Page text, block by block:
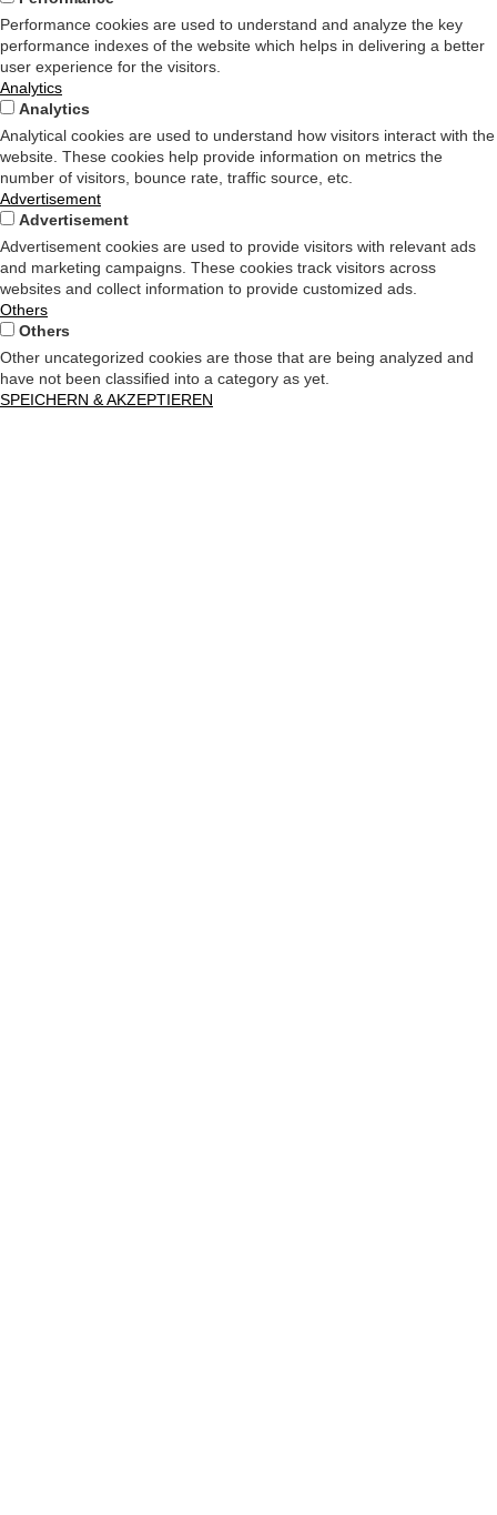
Performance cookies are used to understand and analyze the key
performance indexes of the website which helps in delivering a better
user experience for the visitors.
Analytics
Analytics
Analytical cookies are used to understand how visitors interact with the
website. These cookies help provide information on metrics the
number of visitors, bounce rate, traffic source, etc.
Advertisement
Advertisement
Advertisement cookies are used to provide visitors with relevant ads
and marketing campaigns. These cookies track visitors across
websites and collect information to provide customized ads.
Others
Others
Other uncategorized cookies are those that are being analyzed and
have not been classified into a category as yet.
SPEICHERN & AKZEPTIEREN